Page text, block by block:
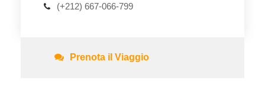
(+212) 667-066-799
Prenota il Viaggio